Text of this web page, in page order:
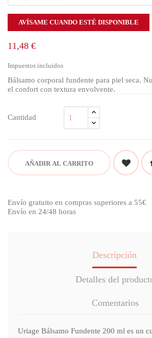
AVÍSAME CUANDO ESTÉ DISPONIBLE
11,48 €
Impuestos incluidos
Bálsamo corporal fundente para piel seca.
el confort con textura envolvente.
Cantidad
AÑADIR AL CARRITO
Envío gratuito en compras superiores a 55€
Envío en 24/48 horas
Descripción
Detalles del
Comentarios
Uriage Bálsamo Fundente 200 ml es un